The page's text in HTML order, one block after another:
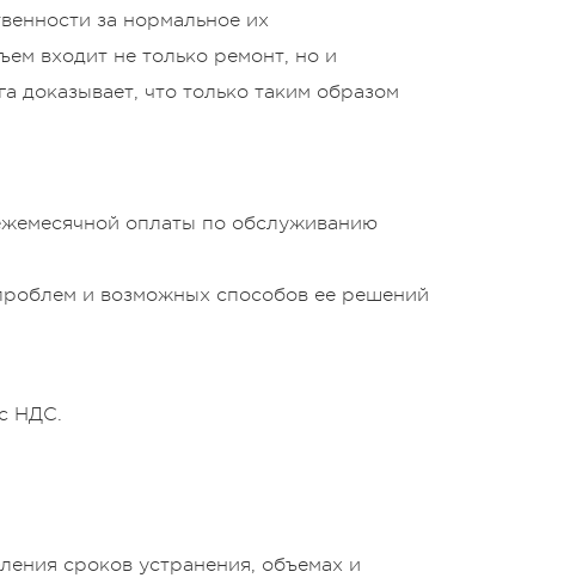
за нормальное их
входит не только ремонт, но и
доказывает, что только таким образом
оплаты по обслуживанию
и возможных способов ее решений
НДС.
сроков устранения, объемах и